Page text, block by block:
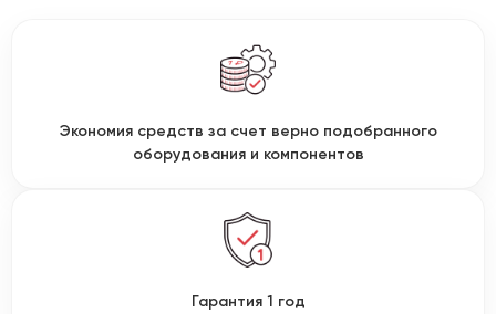
Экономия средств за счет верно подобранного
оборудования и компонентов
Гарантия 1 год